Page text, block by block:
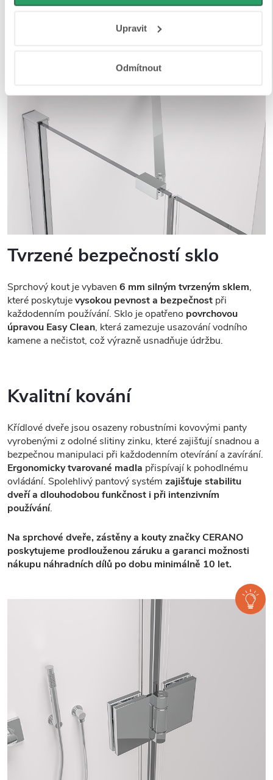
osobní údaje najdete na stránkách
Upravit
Odmítnout
Tvrzené bezpečností sklo
Sprchový kout je vybaven 6 mm silným tvrzeným sklem,
které poskytujevysokou pevnost a bezpečnost při
každodenním používání. Sklo je opatřeno povrchovou
úpravou Easy Clean, která zamezuje usazování vodního
kamene a nečistot, což výrazně usnadňuje údržbu.
Kvalitní kování
Křídlové dveře jsou osazeny robustními kovovými panty
vyrobenými z odolné slitiny zinku, které zajišťují snadnou a
bezpečnou manipulaci při každodenním otevírání a zavírání.
Ergonomicky tvarované madla přispívají k pohodlnému
ovládání. Spolehlivý pantový systém zajišťuje stabilitu
dveří a dlouhodobou funkčnost i při intenzivním
používání.
Na sprchové dveře, zástěny a kouty značky CERANO
poskytujeme prodlouženou záruku a garanci možnosti
nákupu náhradních dílů po dobu minimálně 10 let.